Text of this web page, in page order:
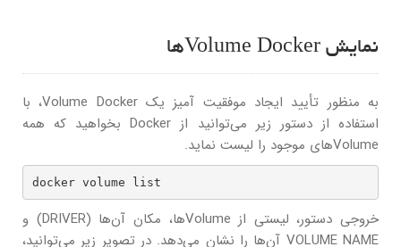
نمایش Volume Dockerها
به منظور تأیید ایجاد موفقیت آمیز یک Volume Docker، با
استفاده از دستور زیر می‌توانید از Docker بخواهید که همه
Volume‌های موجود را لیست نماید.
docker volume list
خروجی دستور، لیستی از Volumeها، مکان آن‌ها (DRIVER) و
VOLUME NAME آن‌ها را نشان می‌دهد. در تصویر زیر می‌توانید،